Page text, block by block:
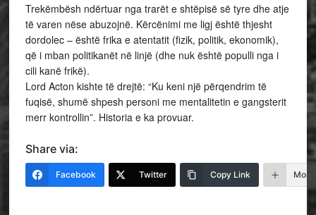
Trekëmbësh ndërtuar nga trarët e shtëpisë së tyre dhe atje
të varen nëse abuzojnë. Kërcënimi me ligj është thjesht
dordolec – është frika e atentatit (fizik, politik, ekonomik),
që i mban politikanët në linjë (dhe nuk është populli nga i
cili kanë frikë).
Lord Acton kishte të drejtë: “Ku keni një përqendrim të
fuqisë, shumë shpesh personi me mentalitetin e gangsterit
merr kontrollin”. Historia e ka provuar.
Share via:
Facebook Twitter Copy Link More